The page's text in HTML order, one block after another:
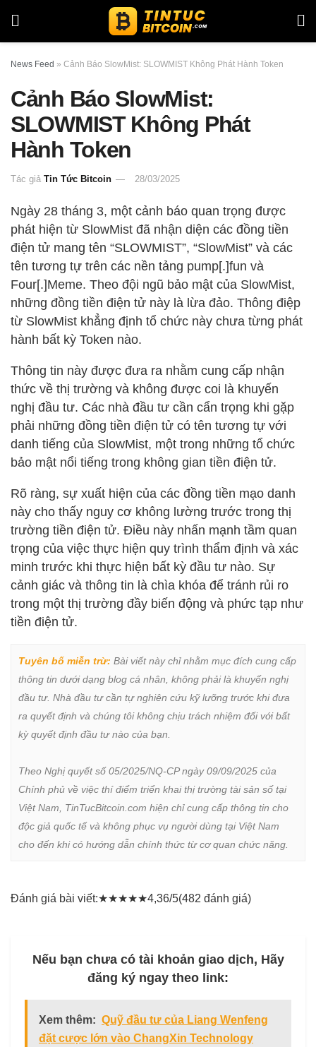
News Feed » Cảnh Báo SlowMist: SLOWMIST Không Phát Hành Token
Cảnh Báo SlowMist:
SLOWMIST Không Phát
Hành Token
Tác giả Tin Tức Bitcoin 28/03/2025
Ngày 28 tháng 3, một cảnh báo quan trọng được
phát hiện từ SlowMist đã nhận diện các đồng tiền
điện tử mang tên “SLOWMIST”, “SlowMist” và các
tên tương tự trên các nền tảng pump[.]fun và
Four[.]Meme. Theo đội ngũ bảo mật của SlowMist,
những đồng tiền điện tử này là lừa đảo. Thông điệp
từ SlowMist khẳng định tổ chức này chưa từng phát
hành bất kỳ Token nào.
Thông tin này được đưa ra nhằm cung cấp nhận
thức về thị trường và không được coi là khuyến
nghị đầu tư. Các nhà đầu tư cần cẩn trọng khi gặp
phải những đồng tiền điện tử có tên tương tự với
danh tiếng của SlowMist, một trong những tổ chức
bảo mật nổi tiếng trong không gian tiền điện tử.
Rõ ràng, sự xuất hiện của các đồng tiền mạo danh
này cho thấy nguy cơ không lường trước trong thị
trường tiền điện tử. Điều này nhấn mạnh tầm quan
trọng của việc thực hiện quy trình thẩm định và xác
minh trước khi thực hiện bất kỳ đầu tư nào. Sự
cảnh giác và thông tin là chìa khóa để tránh rủi ro
trong một thị trường đầy biến động và phức tạp như
tiền điện tử.
Tuyên bố miễn trừ: Bài viết này chỉ nhằm mục đích cung cấp
thông tin dưới dạng blog cá nhân, không phải là khuyến nghị
đầu tư. Nhà đầu tư cần tự nghiên cứu kỹ lưỡng trước khi đưa
ra quyết định và chúng tôi không chịu trách nhiệm đối với bất
kỳ quyết định đầu tư nào của bạn.
Theo Nghị quyết số 05/2025/NQ-CP ngày 09/09/2025 của
Chính phủ về việc thí điểm triển khai thị trường tài sản số tại
Việt Nam, TinTucBitcoin.com hiện chỉ cung cấp thông tin cho
độc giả quốc tế và không phục vụ người dùng tại Việt Nam
cho đến khi có hướng dẫn chính thức từ cơ quan chức năng.
Đánh giá bài viết:★★★★★4,36/5(482 đánh giá)
Nếu bạn chưa có tài khoản giao dịch, Hãy
đăng ký ngay theo link:
Xem thêm: Quỹ đầu tư của Liang Wenfeng
đặt cược lớn vào ChangXin Technology